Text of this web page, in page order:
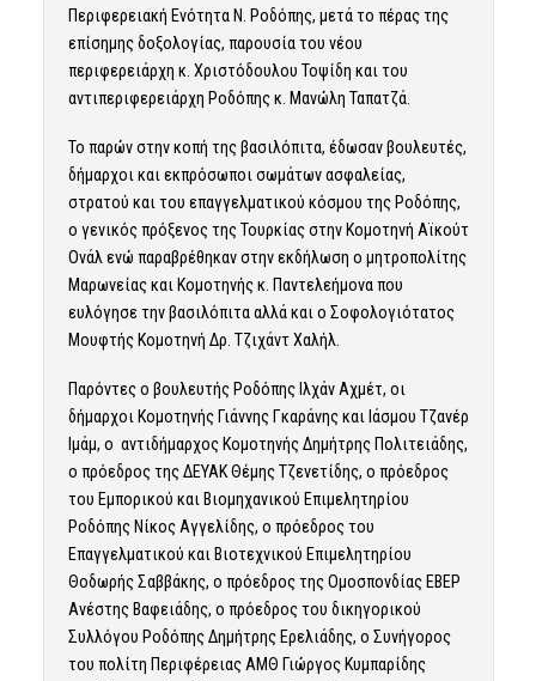
Περιφερειακή Ενότητα Ν. Ροδόπης, μετά το πέρας της
επίσημης δοξολογίας, παρουσία του νέου
περιφερειάρχη κ. Χριστόδουλου Τοψίδη και του
αντιπεριφερειάρχη Ροδόπης κ. Μανώλη Ταπατζά.
Το παρών στην κοπή της βασιλόπιτα, έδωσαν βουλευτές,
δήμαρχοι και εκπρόσωποι σωμάτων ασφαλείας,
στρατού και του επαγγελματικού κόσμου της Ροδόπης,
ο γενικός πρόξενος της Τουρκίας στην Κομοτηνή Αϊκούτ
Ονάλ ενώ παραβρέθηκαν στην εκδήλωση ο μητροπολίτης
Μαρωνείας και Κομοτηνής κ. Παντελεήμονα που
ευλόγησε την βασιλόπιτα αλλά και ο Σοφολογιότατος
Μουφτής Κομοτηνή Δρ. Τζιχάντ Χαλήλ.
Παρόντες ο βουλευτής Ροδόπης Ιλχάν Αχμέτ, οι
δήμαρχοι Κομοτηνής Γιάννης Γκαράνης και Ιάσμου Τζανέρ
Ιμάμ, ο αντιδήμαρχος Κομοτηνής Δημήτρης Πολιτειάδης,
ο πρόεδρος της ΔΕΥΑΚ Θέμης Τζενετίδης, ο πρόεδρος
του Εμπορικού και Βιομηχανικού Επιμελητηρίου
Ροδόπης Νίκος Αγγελίδης, ο πρόεδρος του
Επαγγελματικού και Βιοτεχνικού Επιμελητηρίου
Θοδωρής Σαββάκης, ο πρόεδρος της Ομοσπονδίας ΕΒΕΡ
Ανέστης Βαφειάδης, ο πρόεδρος του δικηγορικού
Συλλόγου Ροδόπης Δημήτρης Ερελιάδης, ο Συνήγορος
του πολίτη Περιφέρειας ΑΜΘ Γιώργος Κυμπαρίδης